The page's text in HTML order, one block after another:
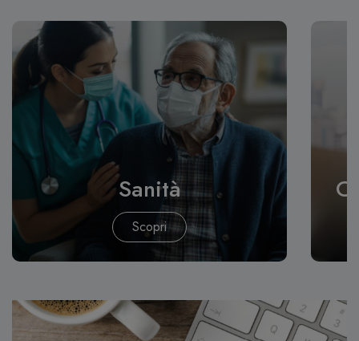
Contrattazione sociale
Scopri